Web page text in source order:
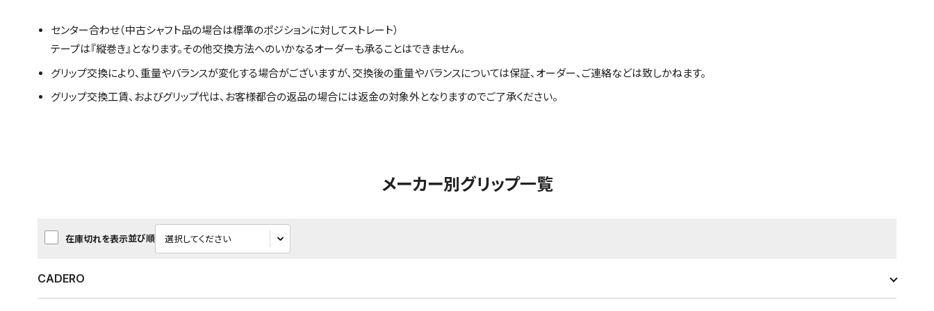
センター合わせ（中古シャフト品の場合は標準のポジションに対してストレート）
テープは『縦巻き』となります。その他交換方法へのいかなるオーダーも承ることはできません。
グリップ交換により、重量やバランスが変化する場合がございますが、交換後の重量やバランスについては保証、オーダー、ご連絡などは致しかねます。
グリップ交換工賃、およびグリップ代は、お客様都合の返品の場合には返金の対象外となりますのでご了承ください。
メーカー別グリップ一覧
在庫切れを表示並び順
CADERO